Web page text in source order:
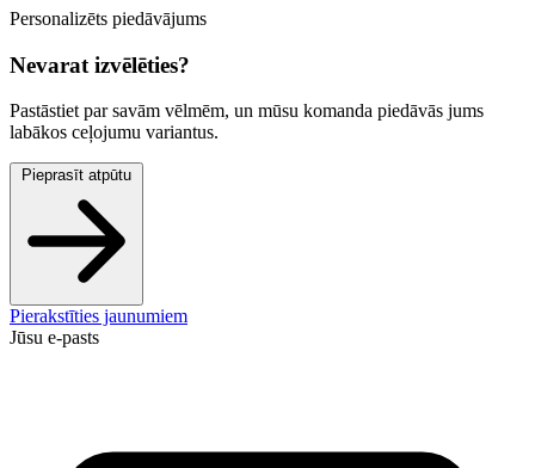
Personalizēts piedāvājums
Nevarat izvēlēties?
Pastāstiet par savām vēlmēm, un mūsu komanda piedāvās jums
labākos ceļojumu variantus.
Pieprasīt atpūtu
Pierakstīties jaunumiem
Jūsu e-pasts